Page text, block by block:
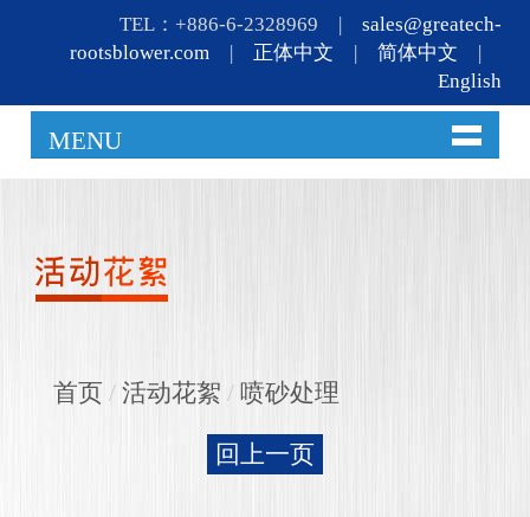
TEL：+886-6-2328969 |sales@greatech-
rootsblower.com | 正体中文 |简体中文 |
English
MENU
首页 / 活动花絮 / 喷砂处理
回上一页